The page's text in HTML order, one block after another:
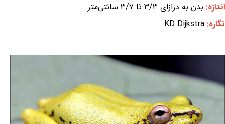
اندازه: بدن به درازای ۳/۳ تا ۳/۷ سانتی‌متر
نگاره: KD Dijkstra